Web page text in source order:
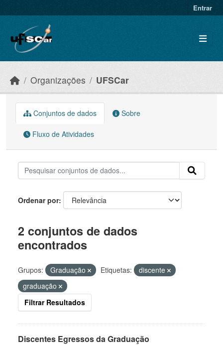
Entrar
Organizações UFSCar
Conjuntos de dados Sobre
Fluxo de Atividades
Ordenar por
2 conjuntos de dados
encontrados
Grupos: Graduação Etiquetas:
discente
graduação
Filtrar Resultados
Discentes Egressos da Graduação